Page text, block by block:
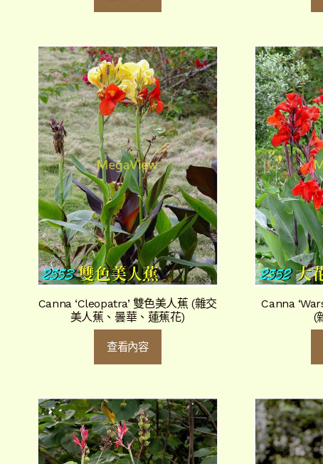
Canna ‘Cleopatra’ 雙色美人蕉 (雜交
美人蕉、曇華、蓮蕉花)
查看內容
Canna
(